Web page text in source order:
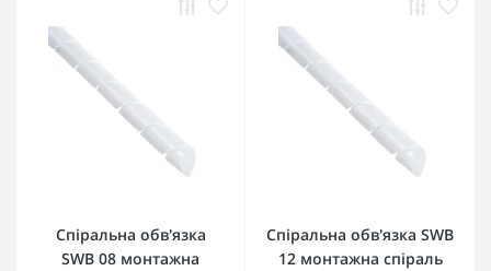
Спіральна обв'язка
SWB 08 монтажна
Спіральна обв'язка SWB
12 монтажна спіраль